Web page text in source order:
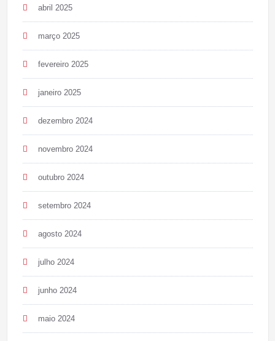
abril 2025
março 2025
fevereiro 2025
janeiro 2025
dezembro 2024
novembro 2024
outubro 2024
setembro 2024
agosto 2024
julho 2024
junho 2024
maio 2024